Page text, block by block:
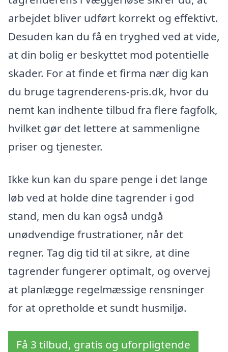
arbejdet bliver udført korrekt og effektivt.
Desuden kan du få en tryghed ved at vide,
at din bolig er beskyttet mod potentielle
skader. For at finde et firma nær dig kan
du bruge tagrenderens-pris.dk, hvor du
nemt kan indhente tilbud fra flere fagfolk,
hvilket gør det lettere at sammenligne
priser og tjenester.
Ikke kun kan du spare penge i det lange
løb ved at holde dine tagrender i god
stand, men du kan også undgå
unødvendige frustrationer, når det
regner. Tag dig tid til at sikre, at dine
tagrender fungerer optimalt, og overvej
at planlægge regelmæssige rensninger
for at opretholde et sundt husmiljø.
Få 3 tilbud, gratis og uforpligtende